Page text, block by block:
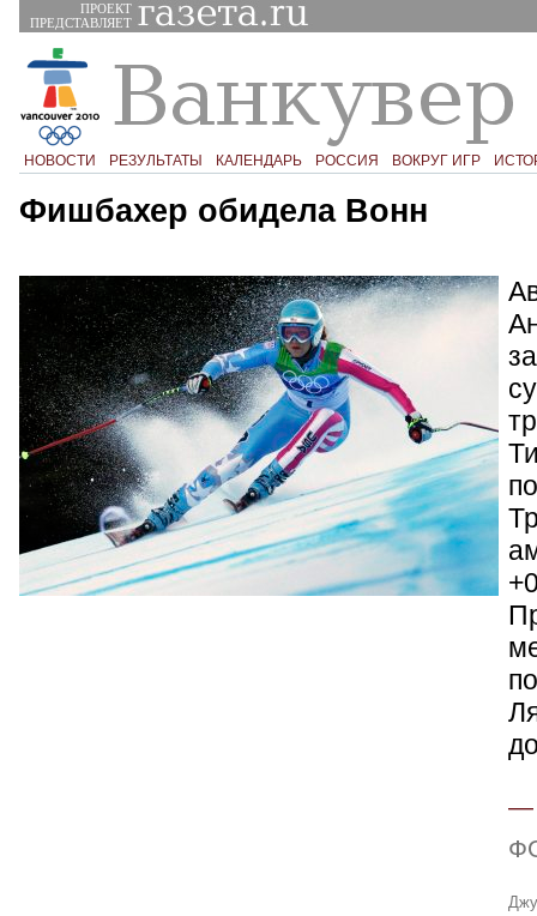
ПРОЕКТ
ПРЕДСТАВЛЯЕТ
НОВОСТИ РЕЗУЛЬТАТЫ КАЛЕНДАРЬ РОССИЯ ВОКРУГ ИГР
Фишбахер обидела Вонн